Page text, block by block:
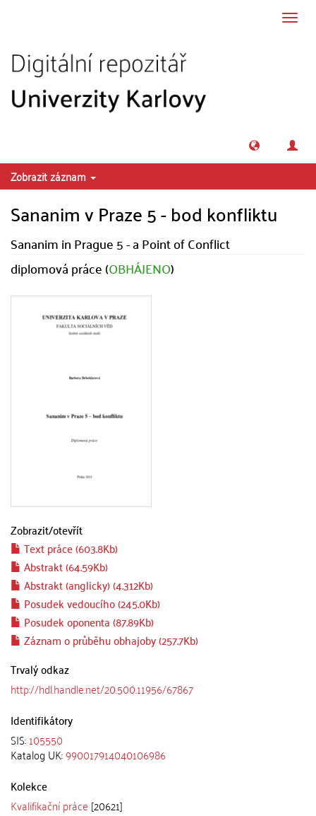
Zobrazit záznam
Sananim v Praze 5 - bod konfliktu
Sananim in Prague 5 - a Point of Conflict
diplomová práce (OBHÁJENO)
Zobrazit/otevřít
Text práce (603.8Kb)
Abstrakt (64.59Kb)
Abstrakt (anglicky) (4.312Kb)
Posudek vedoucího (245.0Kb)
Posudek oponenta (87.89Kb)
Záznam o průběhu obhajoby (257.7Kb)
Trvalý odkaz
http://hdl.handle.net/20.500.11956/67867
Identifikátory
SIS:105550
Katalog UK:990017914040106986
Kolekce
Kvalifikační práce [20621]